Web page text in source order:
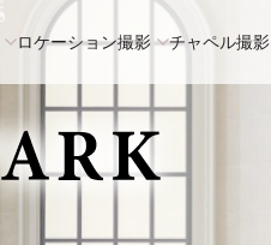
ロケーション撮影 チャペル撮影